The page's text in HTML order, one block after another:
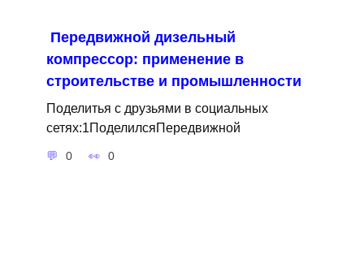
Передвижной дизельный
компрессор: применение в
строительстве и промышленности
Поделитья с друзьями в социальных
сетях:1ПоделилсяПередвижной
0 0